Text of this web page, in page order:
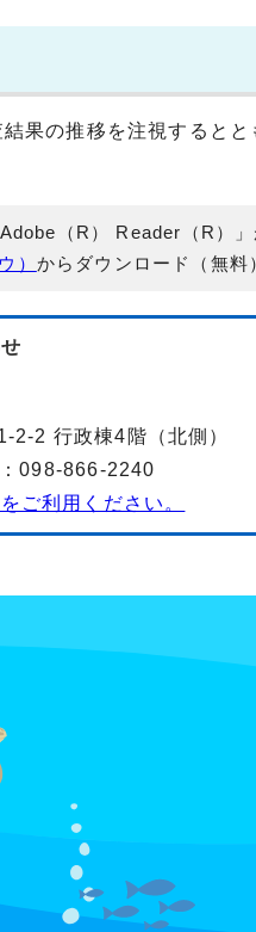
果の推移を注視すると
（R） Reader（R）
） からダウンロード（無料
2 行政棟4階（北側）
098-866-2240
ご利用ください。